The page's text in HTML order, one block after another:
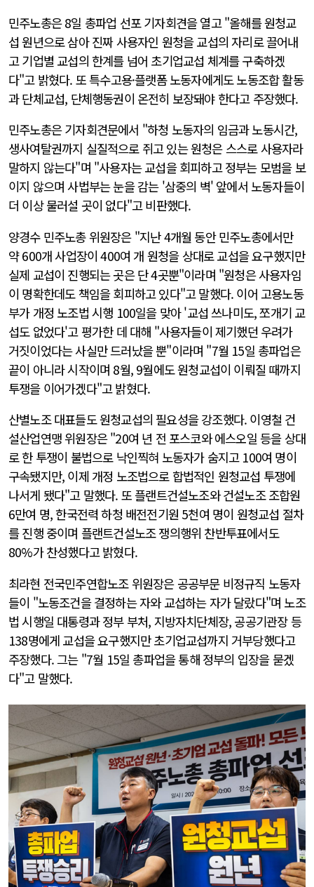
민주노총은 8일 총파업 선포 기자회견을 열고 "올해를 원청교
섭 원년으로 삼아 진짜 사용자인 원청을 교섭의 자리로 끌어내
고 기업별 교섭의 한계를 넘어 초기업교섭 체계를 구축하겠
다"고 밝혔다. 또 특수고용·플랫폼 노동자에게도 노동조합 활동
과 단체교섭, 단체행동권이 온전히 보장돼야 한다고 주장했다.
민주노총은 기자회견문에서 "하청 노동자의 임금과 노동시간,
생사여탈권까지 실질적으로 쥐고 있는 원청은 스스로 사용자라
말하지 않는다"며 "사용자는 교섭을 회피하고 정부는 모범을 보
이지 않으며 사법부는 눈을 감는 '삼중의 벽' 앞에서 노동자들이
더 이상 물러설 곳이 없다"고 비판했다.
양경수 민주노총 위원장은 "지난 4개월 동안 민주노총에서만
약 600개 사업장이 400여 개 원청을 상대로 교섭을 요구했지만
실제 교섭이 진행되는 곳은 단 4곳뿐"이라며 "원청은 사용자임
이 명확한데도 책임을 회피하고 있다"고 말했다. 이어 고용노동
부가 개정 노조법 시행 100일을 맞아 '교섭 쓰나미도, 쪼개기 교
섭도 없었다'고 평가한 데 대해 "사용자들이 제기했던 우려가
거짓이었다는 사실만 드러났을 뿐"이라며 "7월 15일 총파업은
끝이 아니라 시작이며 8월, 9월에도 원청교섭이 이뤄질 때까지
투쟁을 이어가겠다"고 밝혔다.
산별노조 대표들도 원청교섭의 필요성을 강조했다. 이영철 건
설산업연맹 위원장은 "20여 년 전 포스코와 에스오일 등을 상대
로 한 투쟁이 불법으로 낙인찍혀 노동자가 숨지고 100여 명이
구속됐지만, 이제 개정 노조법으로 합법적인 원청교섭 투쟁에
나서게 됐다"고 말했다. 또 플랜트건설노조와 건설노조 조합원
6만여 명, 한국전력 하청 배전전기원 5천여 명이 원청교섭 절차
를 진행 중이며 플랜트건설노조 쟁의행위 찬반투표에서도
80%가 찬성했다고 밝혔다.
최라현 전국민주연합노조 위원장은 공공부문 비정규직 노동자
들이 "노동조건을 결정하는 자와 교섭하는 자가 달랐다"며 노조
법 시행일 대통령과 정부 부처, 지방자치단체장, 공공기관장 등
138명에게 교섭을 요구했지만 초기업교섭까지 거부당했다고
주장했다. 그는 "7월 15일 총파업을 통해 정부의 입장을 묻겠
다"고 말했다.